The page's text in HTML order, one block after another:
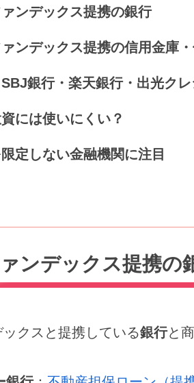
ンデックス提携の銀行
ンデックス提携の信用金庫
銀行・楽天銀行・出光クレ
には使いにくい？
定しない金融機関に注目
ンデックス提携の
クスと提携している銀行と